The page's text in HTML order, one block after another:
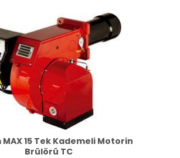
15 Tek Kademeli Motorin
Brülörü TC